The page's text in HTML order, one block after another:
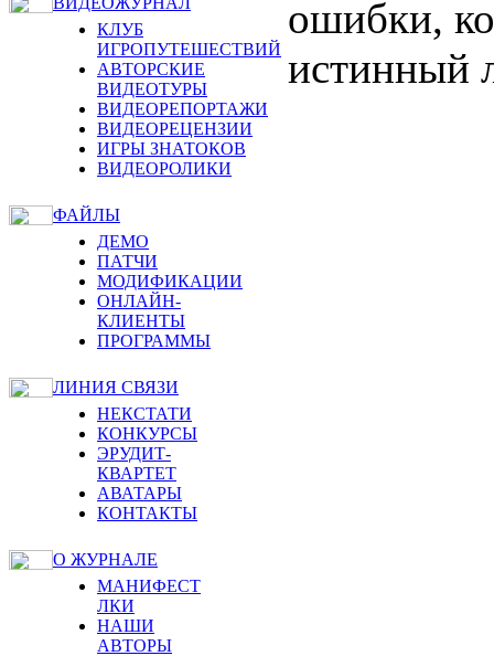
КЛУБ
ИГРОПУТЕШЕСТВИЙ
АВТОРСКИЕ
ВИДЕОТУРЫ
ВИДЕОРЕПОРТАЖИ
ВИДЕОРЕЦЕНЗИИ
ИГРЫ ЗНАТОКОВ
ВИДЕОРОЛИКИ
ФАЙЛЫ
ДЕМО
ПАТЧИ
МОДИФИКАЦИИ
ОНЛАЙН-
КЛИЕНТЫ
ПРОГРАММЫ
ЛИНИЯ СВЯЗИ
НЕКСТАТИ
КОНКУРСЫ
ЭРУДИТ-
КВАРТЕТ
АВАТАРЫ
КОНТАКТЫ
О ЖУРНАЛЕ
МАНИФЕСТ
ЛКИ
НАШИ
АВТОРЫ
ошибки,
истинный